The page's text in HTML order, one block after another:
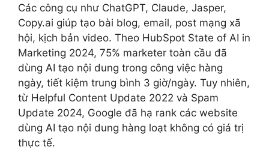
Các công cụ như ChatGPT, Claude, Jasper,
Copy.ai giúp tạo bài blog, email, post mạng xã
hội, kịch bản video. Theo HubSpot State of AI in
Marketing 2024, 75% marketer toàn cầu đã
dùng AI tạo nội dung trong công việc hàng
ngày, tiết kiệm trung bình 3 giờ/ngày. Tuy nhiên,
từ Helpful Content Update 2022 và Spam
Update 2024, Google đã hạ rank các website
dùng AI tạo nội dung hàng loạt không có giá trị
thực tế.